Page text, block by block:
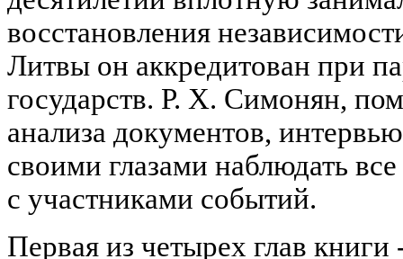
восстановления
Литвы он аккредитован при
государств. Р. Х. Симонян,
анализа документов,
своими глазами наблюдать
с участниками событий.
Первая из четырех глав